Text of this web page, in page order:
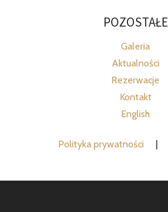
POZOSTAŁE
Galeria
Aktualności
Rezerwacje
Kontakt
English
Polityka prywatności |